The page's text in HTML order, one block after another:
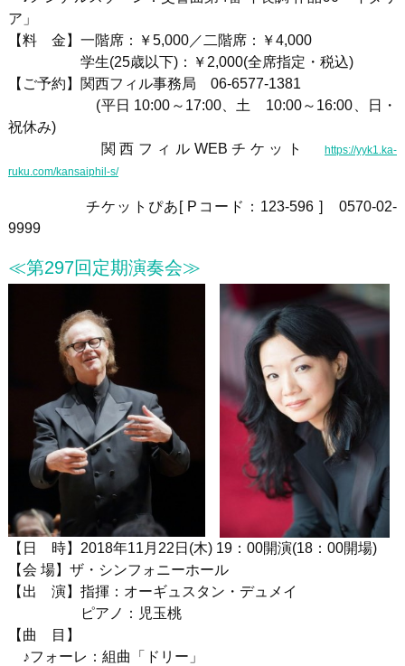
ア」
【料 金】一階席：￥5,000／二階席：￥4,000
学生(25歳以下)：￥ 2,000(全席指定・税込)
【ご予約】関西フィル事務局 06-6577-1381
(平日 10:00～17:00、土 10:00～16:00、日・
祝休み)
関西フィル WEB チケットhttps://yyk1.ka-
ruku.com/kansaiphil-s/
チケットぴあ [ P コード：123-596 ]
0570-02-
9999
≪第297回定期演奏会≫
【日 時】 2018年11月 22 日 (木) 19： 00開演(18： 00開場)
【会 場】ザ・シンフォニーホール
【出 演】指揮：オーギュスタン・デュメイ
ピアノ：児玉桃
【曲 目】
♪フォーレ：組曲「ドリー」